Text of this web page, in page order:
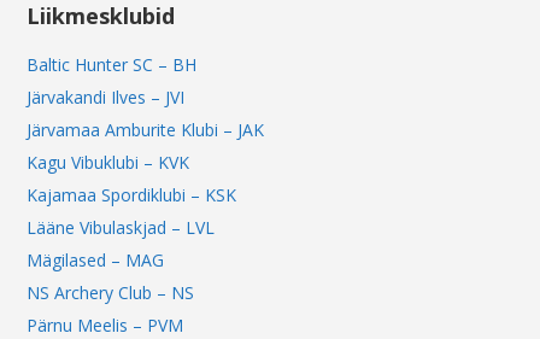
Liikmesklubid
Baltic Hunter SC – BH
Järvakandi Ilves – JVI
Järvamaa Amburite Klubi – JAK
Kagu Vibuklubi – KVK
Kajamaa Spordiklubi – KSK
Lääne Vibulaskjad – LVL
Mägilased – MAG
NS Archery Club – NS
Pärnu Meelis – PVM